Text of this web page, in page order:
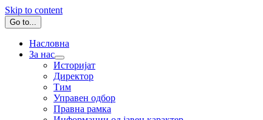
Skip to content
Go to...
Насловна
За нас
Историјат
Директор
Тим
Управен одбор
Правна рамка